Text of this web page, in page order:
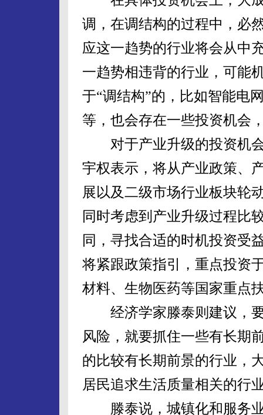
调，在调结构的过程中，必
应这一趋势的行业将会从中
一趋势相违背的行业，可能
于“调结构”的，比如智能电
等，也会存在一些投资机会
对于产业升级的投资机会
宇权表示，将从产业政策、
展以及二级市场行业板块轮
同时考虑到产业升级过程比
同，寻找合适的时机投资受
将紧跟政策指引，重点投资
材料、生物医药等国家重点
经济学家滕泰则建议，要
风险，就要抓住一些有长期
的比较有长期前景的行业，
居民追求生活质量相关的行
滕泰说，城镇化和服务业